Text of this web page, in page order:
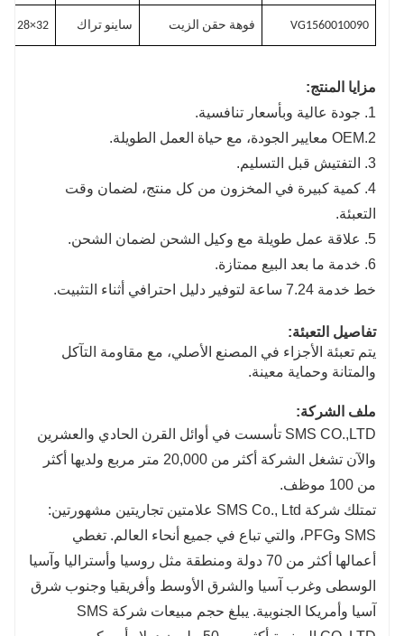
VG1560010090 فوهة حقن الزيت ساينو تراك 32×28
مزايا المنتج:
1. جودة عالية وبأسعار تنافسية.
2.OEM معايير الجودة، مع حياة العمل الطويلة.
3. التفتيش قبل التسليم.
4. كمية كبيرة في المخزون من كل منتج، لضمان وقت
التعبئة.
5. علاقة عمل طويلة مع وكيل الشحن لضمان الشحن.
6. خدمة ما بعد البيع ممتازة.
خط خدمة 7.24 ساعة لتوفير دليل احترافي أثناء التثبيت.
تفاصيل التعبئة:
يتم تعبئة الأجزاء في المصنع الأصلي، مع مقاومة التآكل
والمتانة وحماية معينة.
ملف الشركة:
SMS CO.,LTD تأسست في أوائل القرن الحادي والعشرين
والآن تشغل الشركة أكثر من 20,000 متر مربع ولديها أكثر
من 100 موظف.
تمتلك شركة SMS Co., Ltd علامتين تجاريتين مشهورتين:
SMS وPFG، والتي تباع في جميع أنحاء العالم. تغطي
أعمالها أكثر من 70 دولة ومنطقة مثل روسيا وأستراليا وآسيا
الوسطى وغرب آسيا والشرق الأوسط وأفريقيا وجنوب شرق
آسيا وأمريكا الجنوبية. يبلغ حجم مبيعات شركة SMS